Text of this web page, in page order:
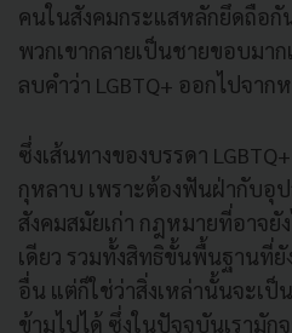
คนในสังคมกระแสหลักยึดถือกั
พวกเขากลายเป็นชายขอบมา
ลบคำว่า LGBTQ+ ออกไปจาก
ซึ่งเส้นทางของบรรดา
กุหลาบ เพราะต้องฟันฝ่ากับอุป
สังคมสมัยเก่า กฎหมายที่อาจยั
เดียว รวมทั้งสิทธิขั้นพื้นฐานที่ยั
อื่น แต่ก็ใช่ว่าสิ่งเหล่านั้นจะเป็
ข้ามไปได้ ซึ่งในปัจจุบันเรามัก